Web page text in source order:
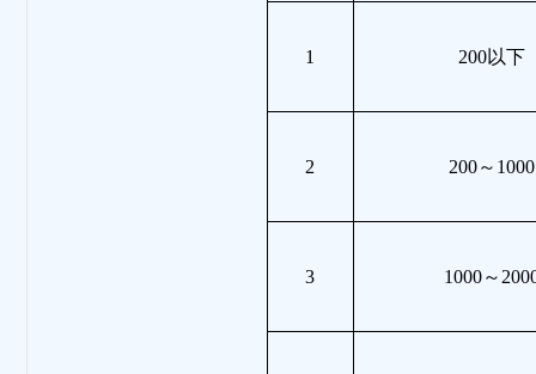
1 200以下
2 200～
3 1000～